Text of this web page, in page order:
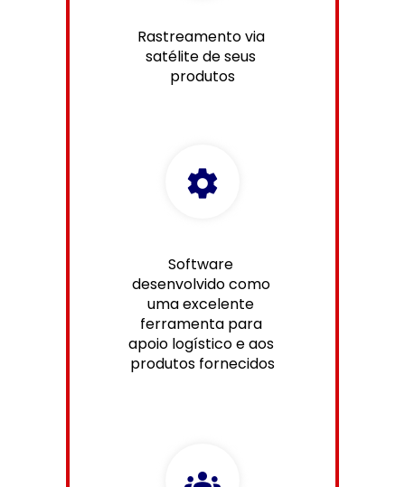
Rastreamento via
satélite de seus
produtos
Software
desenvolvido como
uma excelente
ferramenta para
apoio logístico e aos
produtos fornecidos